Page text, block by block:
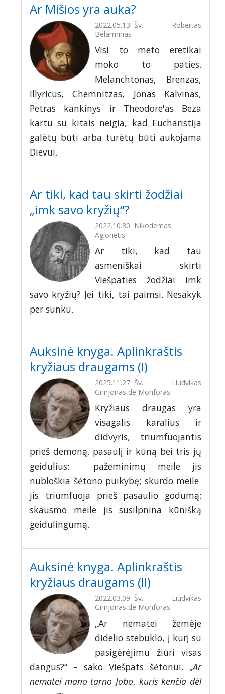
Ar Mišios yra auka?
2022.05.13 Šv. Robertas
Belarminas
Visi to meto eretikai
moko to paties.
Melanchtonas, Brenzas,
Illyricus, Chemnitzas, Jonas Kalvinas,
Petras kankinys ir Theodore'as Beza
kartu su kitais neigia, kad Eucharistija
galėtų būti arba turėtų būti aukojama
Dievui.
Ar tiki, kad tau skirti žodžiai
„imk savo kryžių“?
2022.10.30 Nikodemas
Agiorietis
Ar tiki, kad tau
asmeniškai skirti
Viešpaties žodžiai imk
savo kryžių? Jei tiki, tai paimsi. Nesakyk
per sunku.
Auksinė knyga. Aplinkraštis
kryžiaus draugams (I)
2025.11.27 Šv. Liudvikas
Grinjonas de Monforas
Kryžiaus draugas yra
visagalis karalius ir
didvyris, triumfuojantis
prieš demoną, pasaulį ir kūną bei tris jų
geidulius: pažeminimų meile jis
nubloškia šėtono puikybę; skurdo meile
jis triumfuoja prieš pasaulio godumą;
skausmo meile jis susilpnina kūnišką
geidulingumą.
Auksinė knyga. Aplinkraštis
kryžiaus draugams (II)
2022.03.09 Šv. Liudvikas
Grinjonas de Monforas
„Ar nematei žemėje
didelio stebuklo, į kurį su
pasigėrėjimu žiūri visas
dangus?“ – sako Viešpats šėtonui. „Ar
nematei mano tarno Jobo, kuris kenčia dėl